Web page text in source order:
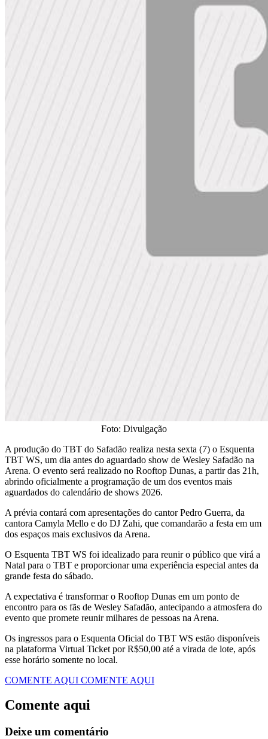
Foto: Divulgação
​A produção do TBT do Safadão realiza nesta sexta (7) o Esquenta
TBT WS, um dia antes do aguardado show de Wesley Safadão na
Arena. O evento será realizado no Rooftop Dunas, a partir das 21h,
abrindo oficialmente a programação de um dos eventos mais
aguardados do calendário de shows 2026.
​A prévia contará com apresentações do cantor Pedro Guerra, da
cantora Camyla Mello e do DJ Zahi, que comandarão a festa em um
dos espaços mais exclusivos da Arena.
​O Esquenta TBT WS foi idealizado para reunir o público que virá a
Natal para o TBT e proporcionar uma experiência especial antes da
grande festa do sábado.
A expectativa é transformar o Rooftop Dunas em um ponto de
encontro para os fãs de Wesley Safadão, antecipando a atmosfera do
evento que promete reunir milhares de pessoas na Arena.
​Os ingressos para o Esquenta Oficial do TBT WS estão disponíveis
na plataforma Virtual Ticket por R$50,00 até a virada de lote, após
esse horário somente no local.
COMENTE AQUI COMENTE AQUI
Comente aqui
Deixe um comentário